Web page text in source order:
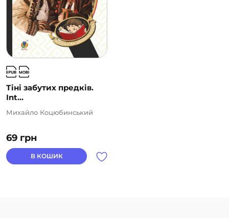
Тіні забутих предків.
Int...
69 грн
Михайло Коцюбинський
В КОШИК